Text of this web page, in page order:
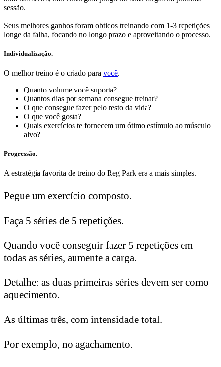
sessão.
Seus melhores ganhos foram obtidos treinando com 1-3 repetições
longe da falha, focando no longo prazo e aproveitando o processo.
Individualização.
O melhor treino é o criado para você.
Quanto volume você suporta?
Quantos dias por semana consegue treinar?
O que consegue fazer pelo resto da vida?
O que você gosta?
Quais exercícios te fornecem um ótimo estímulo ao músculo
alvo?
Progressão.
A estratégia favorita de treino do Reg Park era a mais simples.
Pegue um exercício composto.
Faça 5 séries de 5 repetições.
Quando você conseguir fazer 5 repetições em
todas as séries, aumente a carga.
Detalhe: as duas primeiras séries devem ser como
aquecimento.
As últimas três, com intensidade total.
Por exemplo, no agachamento.